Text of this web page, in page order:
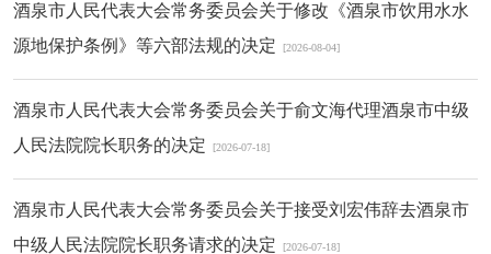
酒泉市人民代表大会常务委员会关于修改《酒泉市饮用水水
源地保护条例》等六部法规的决定
[2026-08-04]
酒泉市人民代表大会常务委员会关于俞文海代理酒泉市中级
人民法院院长职务的决定
[2026-07-18]
酒泉市人民代表大会常务委员会关于接受刘宏伟辞去酒泉市
中级人民法院院长职务请求的决定
[2026-07-18]